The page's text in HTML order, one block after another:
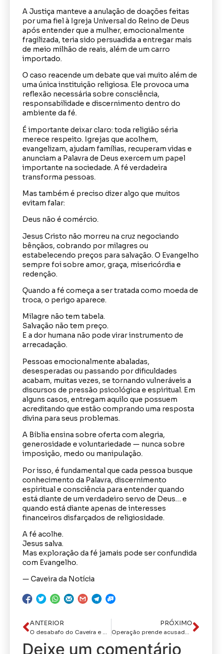
A Justiça manteve a anulação de doações feitas
por uma fiel à Igreja Universal do Reino de Deus
após entender que a mulher, emocionalmente
fragilizada, teria sido persuadida a entregar mais
de meio milhão de reais, além de um carro
importado.
O caso reacende um debate que vai muito além de
uma única instituição religiosa. Ele provoca uma
reflexão necessária sobre consciência,
responsabilidade e discernimento dentro do
ambiente da fé.
É importante deixar claro: toda religião séria
merece respeito. Igrejas que acolhem,
evangelizam, ajudam famílias, recuperam vidas e
anunciam a Palavra de Deus exercem um papel
importante na sociedade. A fé verdadeira
transforma pessoas.
Mas também é preciso dizer algo que muitos
evitam falar:
Deus não é comércio.
Jesus Cristo não morreu na cruz negociando
bênçãos, cobrando por milagres ou
estabelecendo preços para salvação. O Evangelho
sempre foi sobre amor, graça, misericórdia e
redenção.
Quando a fé começa a ser tratada como moeda de
troca, o perigo aparece.
Milagre não tem tabela.
Salvação não tem preço.
E a dor humana não pode virar instrumento de
arrecadação.
Pessoas emocionalmente abaladas,
desesperadas ou passando por dificuldades
acabam, muitas vezes, se tornando vulneráveis a
discursos de pressão psicológica e espiritual. Em
alguns casos, entregam aquilo que possuem
acreditando que estão comprando uma resposta
divina para seus problemas.
A Bíblia ensina sobre oferta com alegria,
generosidade e voluntariedade — nunca sobre
imposição, medo ou manipulação.
Por isso, é fundamental que cada pessoa busque
conhecimento da Palavra, discernimento
espiritual e consciência para entender quando
está diante de um verdadeiro servo de Deus… e
quando está diante apenas de interesses
financeiros disfarçados de religiosidade.
A fé acolhe.
Jesus salva.
Mas exploração da fé jamais pode ser confundida
com Evangelho.
— Caveira da Notícia
ANTERIOR
O desabafo do Caveira e o reconhecimento ao Hospital Metropolitano: unidade conquista selo de qualidade e celebra mais um transplante cardíaco com sucesso
PRÓXIMO
Operação prende acusados de praticar homicídios em Pernambuco e se esconderem na ParaíbaOs presos são apontados como integrantes de uma facção que tem atuação nos dois Estados
Deixe um comentário